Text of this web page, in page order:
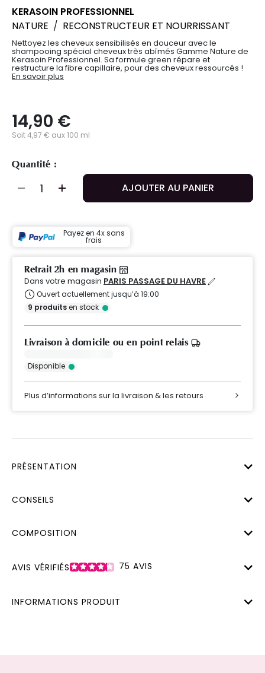
KERASOIN PROFESSIONNEL
NATURE / RECONSTRUCTEUR ET NOURRISSANT
Nettoyez les cheveux sensibilisés en douceur avec le
shampooing spécial cheveux très abîmés Gamme Nature de
Kerasoin Professionnel. Sa formule green répare et
restructure la fibre capillaire, pour des cheveux ressourcés !
En savoir plus
14,90 €
Soit 4,97 € aux 100 ml
Quantité :
AJOUTER AU PANIER
Payez en 4x sans
frais
Retrait 2h en magasin
Dans votre magasin PARIS PASSAGE DU HAVRE
Ouvert actuellement jusqu’à 19:00
9 produitsen stock
Livraison à domicile ou en point relais
Disponible
Plus d’informations sur la livraison & les retours
PRÉSENTATION
CONSEILS
COMPOSITION
AVIS VÉRIFIÉS 75 AVIS
INFORMATIONS PRODUIT